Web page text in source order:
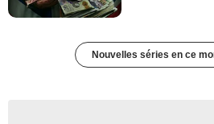
Nouvelles séries en ce